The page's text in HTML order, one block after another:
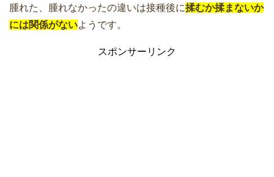
腫れた、腫れなかったの違いは接種後に揉むか揉まないか
には関係がないようです。
スポンサーリンク